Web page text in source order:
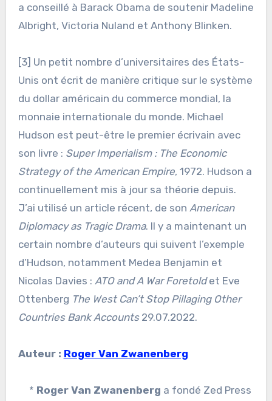
a conseillé à Barack Obama de soutenir Madeline
Albright, Victoria Nuland et Anthony Blinken.
[3] Un petit nombre d’universitaires des États-
Unis ont écrit de manière critique sur le système
du dollar américain du commerce mondial, la
monnaie internationale du monde. Michael
Hudson est peut-être le premier écrivain avec
son livre : Super Imperialism : The Economic
Strategy of the American Empire, 1972. Hudson a
continuellement mis à jour sa théorie depuis.
J’ai utilisé un article récent, de son American
Diplomacy as Tragic Drama. Il y a maintenant un
certain nombre d’auteurs qui suivent l’exemple
d’Hudson, notamment Medea Benjamin et
Nicolas Davies : ATO and A War Foretoldet Eve
Ottenberg The West Can’t Stop Pillaging Other
Countries Bank Accounts29.07.2022.
Auteur : Roger Van Zwanenberg
* Roger Van Zwanenberg a fondé Zed Press